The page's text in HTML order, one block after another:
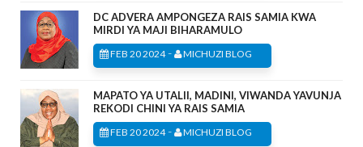
DC ADVERA AMPONGEZA RAIS SAMIA KWA
MIRDI YA MAJI BIHARAMULO
FEB 20 2024- MICHUZI BLOG
MAPATO YA UTALII, MADINI, VIWANDA YAVUNJA
REKODI CHINI YA RAIS SAMIA
FEB 20 2024- MICHUZI BLOG